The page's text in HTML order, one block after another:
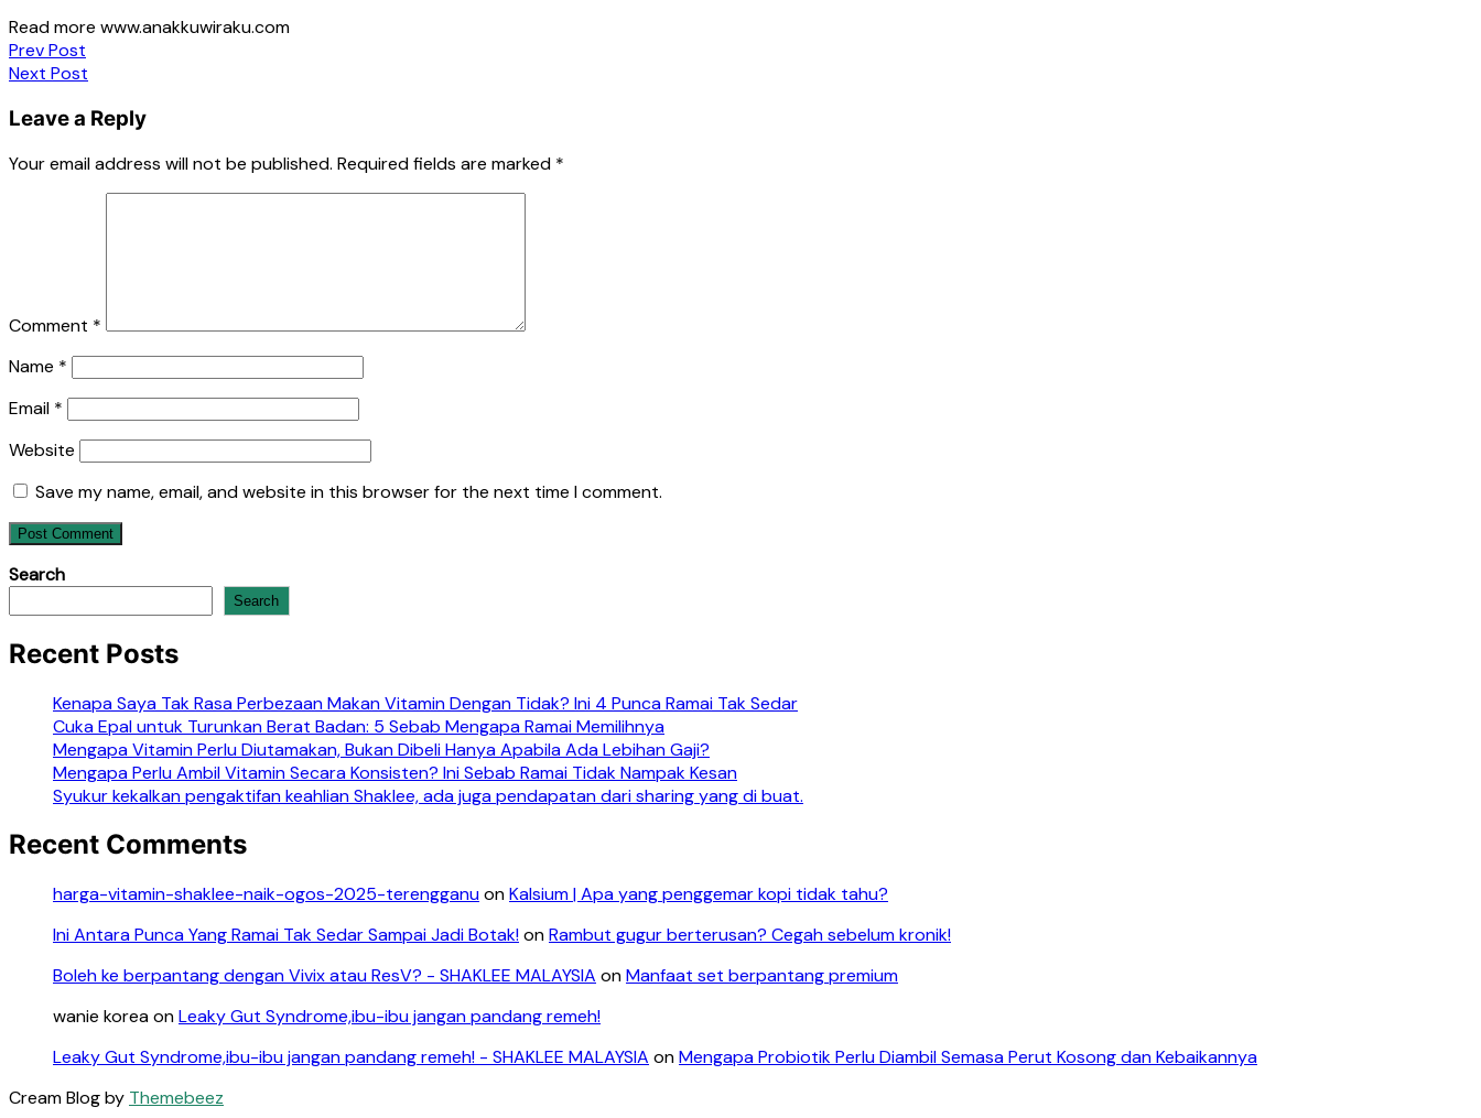
Read more www.anakkuwiraku.com
Post
navigation
Prev Post
Next Post
Leave a Reply
Your email address will not be published. Required fields are marked *
Comment *
Name *
Email *
Website
Save my name, email, and website in this browser for the next time I comment.
Search
Search
Recent Posts
Kenapa Saya Tak Rasa Perbezaan Makan Vitamin Dengan Tidak? Ini 4 Punca Ramai Tak Sedar
Cuka Epal untuk Turunkan Berat Badan: 5 Sebab Mengapa Ramai Memilihnya
Mengapa Vitamin Perlu Diutamakan, Bukan Dibeli Hanya Apabila Ada Lebihan Gaji?
Mengapa Perlu Ambil Vitamin Secara Konsisten? Ini Sebab Ramai Tidak Nampak Kesan
Syukur kekalkan pengaktifan keahlian Shaklee, ada juga pendapatan dari sharing yang di buat.
Recent Comments
harga-vitamin-shaklee-naik-ogos-2025-terengganuonKalsium | Apa yang penggemar kopi tidak tahu?
Ini Antara Punca Yang Ramai Tak Sedar Sampai Jadi Botak!onRambut gugur berterusan? Cegah sebelum kronik!
Boleh ke berpantang dengan Vivix atau ResV? - SHAKLEE MALAYSIA onManfaat set berpantang premium
wanie koreaonLeaky Gut Syndrome,ibu-ibu jangan pandang remeh!
Leaky Gut Syndrome,ibu-ibu jangan pandang remeh! - SHAKLEE MALAYSIA onMengapa Probiotik Perlu Diambil Semasa Perut Kosong dan Kebaikannya
Cream Blog by Themebeez